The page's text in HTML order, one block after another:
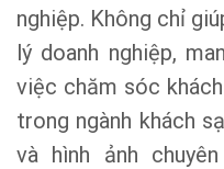
nghiệp. Không chỉ
lý doanh nghiệp,
việc chăm sóc
trong ngành khách
và hình ảnh